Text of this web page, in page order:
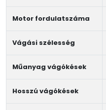
Motor fordulatszáma
Vágási szélesség
Műanyag vágókések
Hosszú vágókések